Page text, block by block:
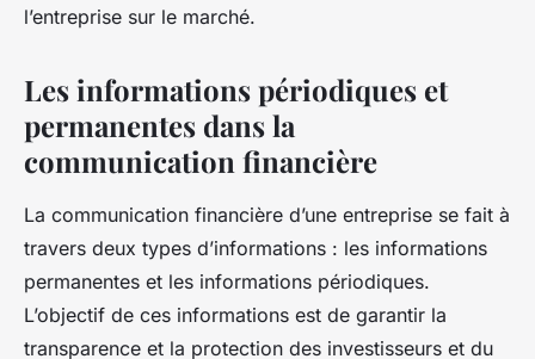
l’entreprise sur le marché.
Les informations périodiques et
permanentes dans la
communication financière
La communication financière d’une entreprise se fait à
travers deux types d’informations : les informations
permanentes et les informations périodiques.
L’objectif de ces informations est de garantir la
transparence et la protection des investisseurs et du